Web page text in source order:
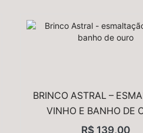
BRINCO ASTRAL –
VINHO E BANHO DE
R$139,00